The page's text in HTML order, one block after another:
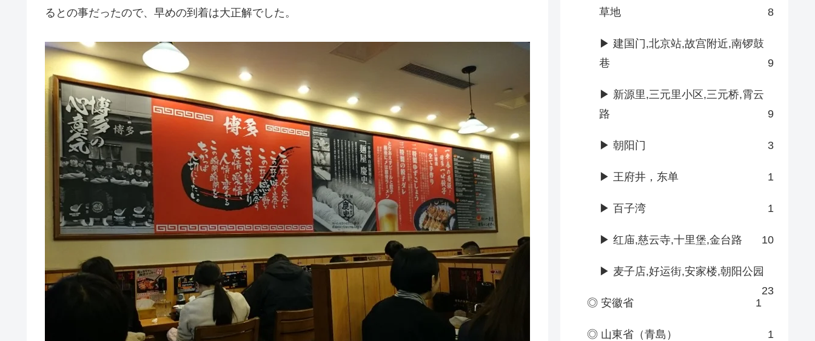
るとの事だったので、早めの到着は大正解でした。
草地
8
▶ 建国门,北京站,故宫附近,南锣鼓
巷
9
▶ 新源里,三元里小区,三元桥,霄云
路
9
▶ 朝阳门 3
▶ 王府井，东单 1
▶ 百子湾 1
▶ 红庙,慈云寺,十里堡,金台路 10
▶ 麦子店,好运街,安家楼,朝阳公园
23
◎ 安徽省
1
◎ 山東省（青島） 1